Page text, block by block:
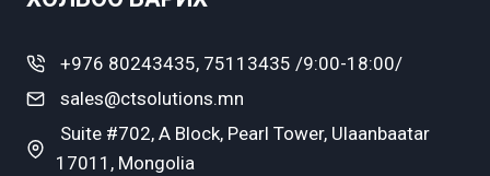
+976 80243435, 75113435 /9:00-18:00/
sales@ctsolutions.mn
Suite #702, A Block, Pearl Tower, Ulaanbaatar
17011, Mongolia